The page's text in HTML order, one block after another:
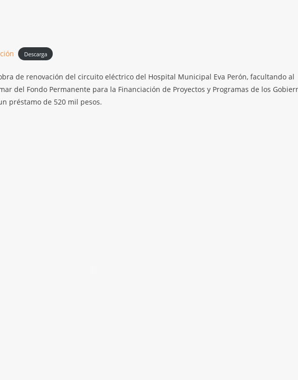
Descarga
de renovación del circuito eléctrico del Hospital Municipal Eva Perón, facultando al
del Fondo Permanente para la Financiación de Proyectos y Programas de los
préstamo de 520 mil pesos.